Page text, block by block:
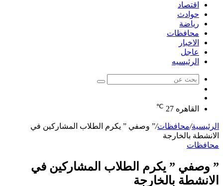
اقتصاد
حوادث
رياضة
محافظات
الاخبار
عاجل
الرئيسيه
بحث
عشوائي
القاهره 27
℃
الرئيسية/محافظات/” وصفي ” يكرم الطلاب المشاركين في
الانشطة بالخارجة
محافظات
” وصفي ” يكرم الطلاب المشاركين في
الانشطة بالخارجة